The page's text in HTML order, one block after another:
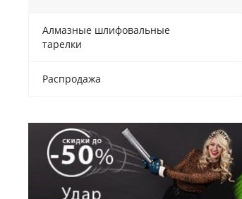
Алмазные шлифовальные
тарелки
Распродажа